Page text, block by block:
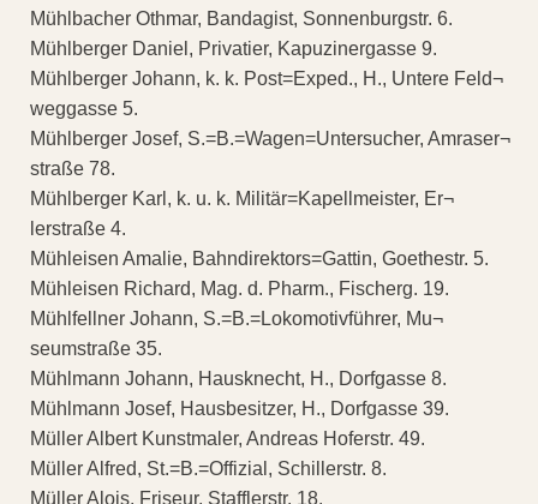
Mühlbacher Othmar, Bandagist, Sonnenburgstr. 6.
Mühlberger Daniel, Privatier, Kapuzinergasse 9.
Mühlberger Johann, k. k. Post=Exped., H., Untere Feld¬
weggasse 5.
Mühlberger Josef, S.=B.=Wagen=Untersucher, Amraser¬
straße 78.
Mühlberger Karl, k. u. k. Militär=Kapellmeister, Er¬
lerstraße 4.
Mühleisen Amalie, Bahndirektors=Gattin, Goethestr. 5.
Mühleisen Richard, Mag. d. Pharm., Fischerg. 19.
Mühlfellner Johann, S.=B.=Lokomotivführer, Mu¬
seumstraße 35.
Mühlmann Johann, Hausknecht, H., Dorfgasse 8.
Mühlmann Josef, Hausbesitzer, H., Dorfgasse 39.
Müller Albert Kunstmaler, Andreas Hoferstr. 49.
Müller Alfred, St.=B.=Offizial, Schillerstr. 8.
Müller Alois, Friseur, Stafflerstr. 18.